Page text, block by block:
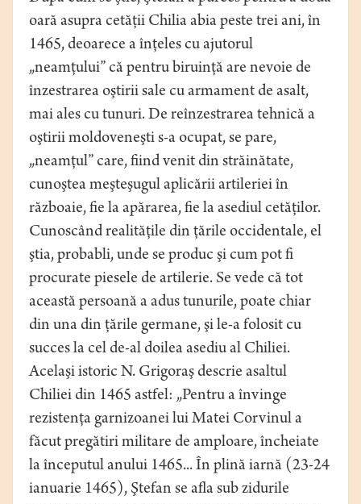
oară asupra cetăţii Chilia abia peste trei ani, în
1465, deoarece a înţeles cu ajutorul
„neamţului” că pentru biruinţă are nevoie de
înzestrarea oştirii sale cu armament de asalt,
mai ales cu tunuri. De reînzestrarea tehnică a
oştirii moldoveneşti s-a ocupat, se pare,
„neamţul” care, fiind venit din străinătate,
cunoştea meşteşugul aplicării artileriei în
războaie, fie la apărarea, fie la asediul cetăţilor.
Cunoscând realităţile din ţările occidentale, el
ştia, probabli, unde se produc şi cum pot fi
procurate piesele de artilerie. Se vede că tot
această persoană a adus tunurile, poate chiar
din una din ţările germane, şi le-a folosit cu
succes la cel de-al doilea asediu al Chiliei.
Acelaşi istoric N. Grigoraş descrie asaltul
Chiliei din 1465 astfel: „Pentru a învinge
rezistenţa garnizoanei lui Matei Corvinul a
făcut pregătiri militare de amploare, încheiate
la începutul anului 1465... În plină iarnă (23-24
ianuarie 1465), Ştefan se afla sub zidurile